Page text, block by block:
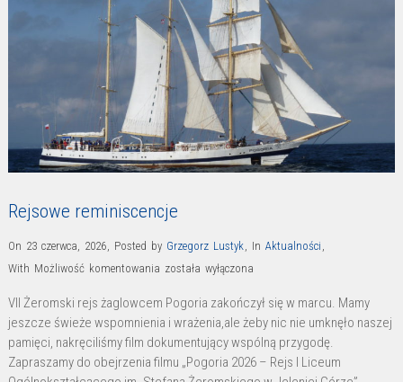
Rejsowe reminiscencje
On 23 czerwca, 2026, Posted by Grzegorz Lustyk, In Aktualności ,
With Możliwość komentowania Rejsowe
została wyłączona
VII Żeromski rejs żaglowcem Pogoria zakończył się w marcu. Mamy
jeszcze świeże wspomnienia i wrażenia,ale żeby nic nie umknęło naszej
pamięci, nakręciliśmy film dokumentujący wspólną przygodę.
Zapraszamy do obejrzenia filmu „Pogoria 2026 – Rejs I Liceum